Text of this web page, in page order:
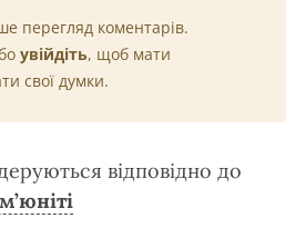
перегляд коментарів.
увійдіть, щоб мати
свої думки.
відповідно до